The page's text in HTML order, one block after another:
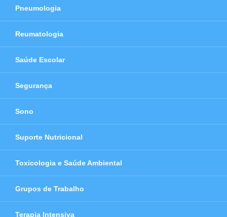
Pneumologia
Reumatologia
Saúde Escolar
Segurança
Sono
Suporte Nutricional
Toxicologia e Saúde Ambiental
Grupos de Trabalho
Terapia Intensiva